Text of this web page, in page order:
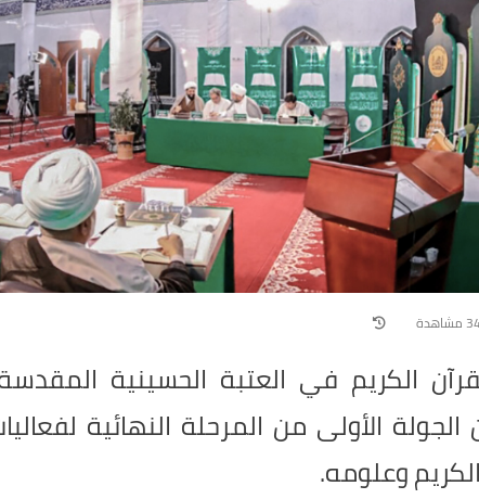
الكريم في العتبة الحسينية
الجولة الأولى من المرحلة النهائية
وعلومه.